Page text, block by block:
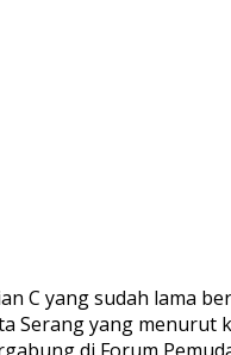
C yang sudah lama
Serang yang